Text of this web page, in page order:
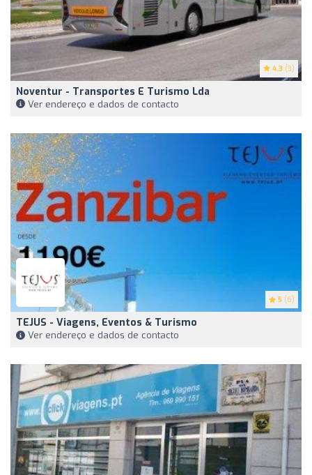
4.3 (3)
Noventur - Transportes E Turismo Lda
Ver endereço e dados de contacto
5 (6)
TEJUS - Viagens, Eventos & Turismo
Ver endereço e dados de contacto